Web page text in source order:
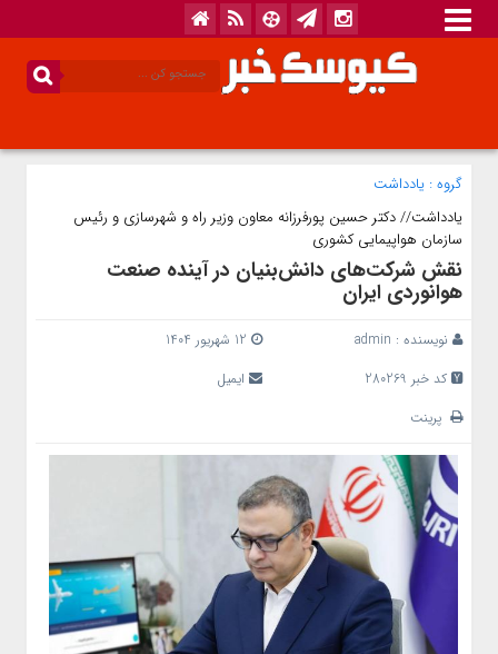
گروه : یادداشت
یادداشت// دکتر حسین پورفرزانه معاون وزیر راه و شهرسازی و رئیس
سازمان هواپیمایی کشوری
نقش شرکت‌های دانش‌بنیان در آینده صنعت
هوانوردی ایران
نویسنده : admin
کد خبر 280269
ایمیل
پرینت